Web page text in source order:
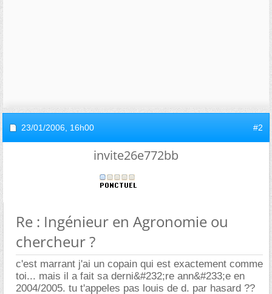
23/01/2006, 16h00 #2
invite26e772bb
Re : Ingénieur en Agronomie ou
chercheur ?
c'est marrant j'ai un copain qui est exactement comme
toi... mais il a fait sa derni&#232;re ann&#233;e en
2004/2005. tu t'appeles pas louis de d. par hasard ??